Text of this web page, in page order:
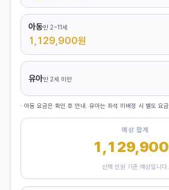
아동만 2~11세
1,129,900원
유아만 2세 미만
· 아동 요금은 확인 후 안내. 유아는 좌석 미배정 시 별도 요금.
예상 합계
1,129,900
선택 인원 기준 예상입니다.